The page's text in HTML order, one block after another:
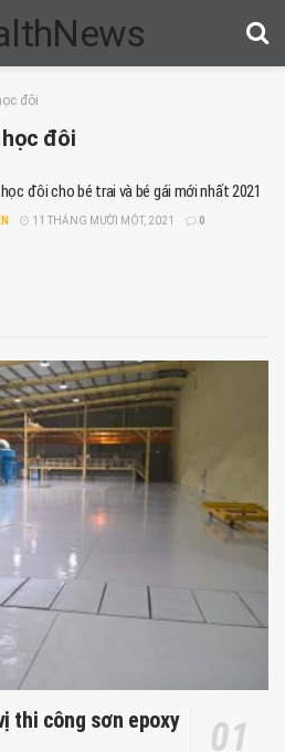
đôi
đôi
đôi cho bé trai và bé gái mới nhất 2021
11 THÁNG MƯỜI MỘT, 2021 0
thi công sơn epoxy